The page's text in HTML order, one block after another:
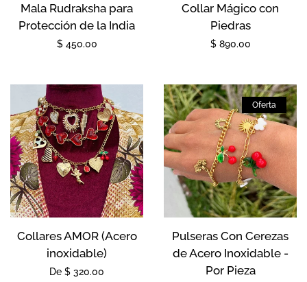
Mala Rudraksha para
Protección de la India
Precio
$ 450.00
Collar Mágico con
Piedras
Precio
$ 890.00
Collares AMOR (Acero
inoxidable)
Precio
De $ 320.00
Pulseras Con Cerezas
de Acero Inoxidable -
Por Pieza
Oferta